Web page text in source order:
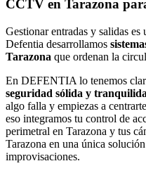
CCTV en Tarazona
Gestionar entradas y salidas
Defentia desarrollamos
Tarazona que ordenan la
En DEFENTIA lo tenemos
seguridad sólida y
algo falla y empiezas a
eso integramos tu control de
perimetral en Tarazona y tus
Tarazona en una única
improvisaciones.